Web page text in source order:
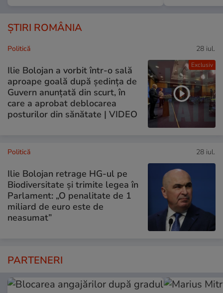
ȘTIRI ROMÂNIA
Exclusiv
Politică 28 iul.
Ilie Bolojan a vorbit într-o sală
aproape goală după ședința de
Guvern anunțată din scurt, în
care a aprobat deblocarea
posturilor din sănătate | VIDEO
Politică 28 iul.
Ilie Bolojan retrage HG-ul pe
Biodiversitate și trimite legea în
Parlament: „O penalitate de 1
miliard de euro este de
neasumat”
PARTENERI